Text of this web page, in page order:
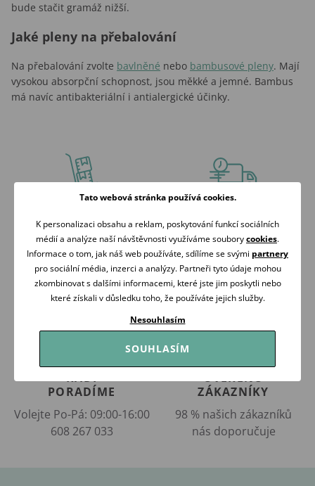
bude stačit gramáž nižší.
Jaké pleny na přebalování
Na přebalování zvolte bavlněné nebo bambusové pleny. Mají
vysokou absorpční schopnost, jsou měkké a jemné. Bambus
má navíc antibakteriální i antialergické účinky.
SKLADEM
Je-li otevřeno
expedujeme ihned
DOMA
Doprava zdarma nad
2 000 Kč
RÁDI
PORADÍME
Volejte Po-Pá: 09:00-16:00
608 267 033
OVĚŘENO
ZÁKAZNÍKY
98 % našich zákazníků
nás doporučuje
Tato webová stránka používá cookies.
K personalizaci obsahu a reklam, poskytování funkcí sociálních
médií a analýze naší návštěvnosti využíváme souborycookies.
Informace o tom, jak náš web používáte, sdílíme se svými partnery
pro sociální média, inzerci a analýzy. Partneři tyto údaje mohou
zkombinovat s dalšími informacemi, které jste jim poskytli nebo
které získali v důsledku toho, že používáte jejich služby.
Nesouhlasím
SOUHLASÍM